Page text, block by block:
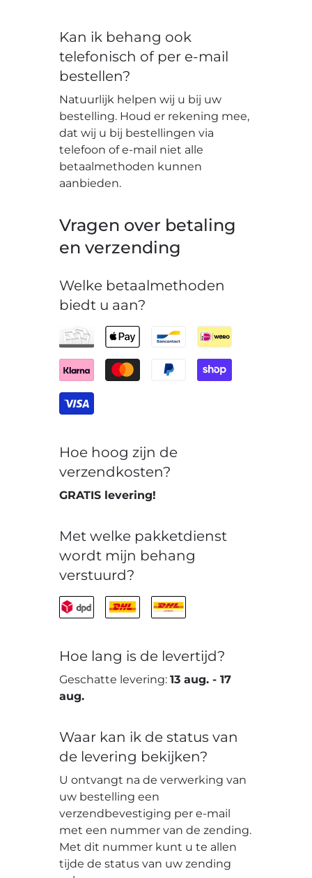
Kan ik behang ook
telefonisch of per e-mail
bestellen?
Natuurlijk helpen wij u bij uw
bestelling. Houd er rekening mee,
dat wij u bij bestellingen via
telefoon of e-mail niet alle
betaalmethoden kunnen
aanbieden.
Vragen over betaling
en verzending
Welke betaalmethoden
biedt u aan?
Hoe hoog zijn de
verzendkosten?
GRATIS levering!
Met welke pakketdienst
wordt mijn behang
verstuurd?
Hoe lang is de levertijd?
Geschatte levering:13 aug. -17
aug.
Waar kan ik de status van
de levering bekijken?
U ontvangt na de verwerking van
uw bestelling een
verzendbevestiging per e-mail
met een nummer van de zending.
Met dit nummer kunt u te allen
tijde de status van uw zending